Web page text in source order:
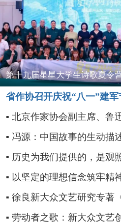
校园文学 其他阅读
新书快讯
服务
入会须知 会员管理
四川文学 星星诗刊
人事考试
省作协召开庆祝“八一”建
北京作家协会副主席、鲁迅文学奖
冯源：中国故事的生动描
历史为我们提供的，是观
以坚定的理想信念筑牢精
徐良新大众文艺研究专著
劳动者之歌：新大众文艺